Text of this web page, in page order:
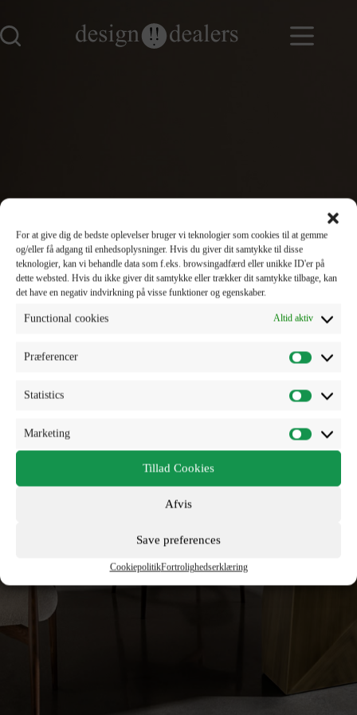
For at give dig de bedste oplevelser bruger vi teknologier som cookies til at gemme
og/eller få adgang til enhedsoplysninger. Hvis du giver dit samtykke til disse
teknologier, kan vi behandle data som f.eks. browsingadfærd eller unikke ID'er på
dette websted. Hvis du ikke giver dit samtykke eller trækker dit samtykke tilbage, kan
det have en negativ indvirkning på visse funktioner og egenskaber.
Functional cookies Altid aktiv
Præferencer
Statistics
Marketing
Tillad Cookies
Afvis
Save preferences
CookiepolitikFortrolighedserklæring